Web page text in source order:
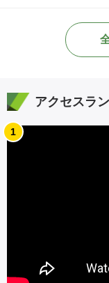
アクセスラ
1